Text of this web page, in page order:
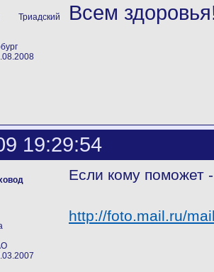
Всем
19:29:54
Если кому поможет
http://foto.mail.ru/